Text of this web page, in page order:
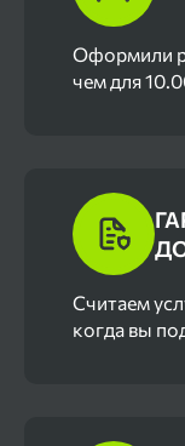
Оформили
чем для
Cчитаем
когда вы